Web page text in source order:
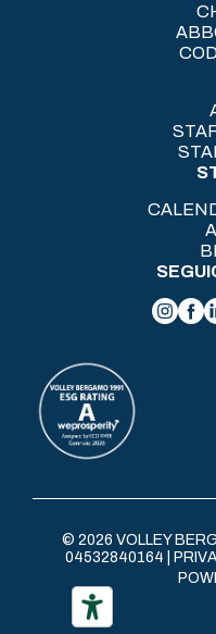
© 2026 VOLLEY
04532840164 |